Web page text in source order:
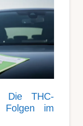
Die THC-
Folgen im